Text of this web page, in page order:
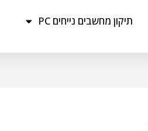
תיקון מחשבים נייחים PC